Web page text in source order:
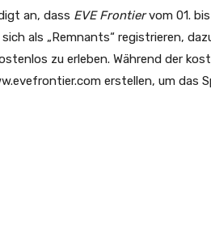
an, dass EVE Frontiervom 01.
als „Remnants“ registrieren,
zu erleben. Während der
erstellen, um das